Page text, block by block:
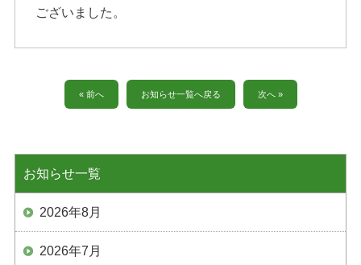
ございました。
« 前へ お知らせ一覧へ戻る 次へ »
お知らせ一覧
2026年8月
2026年7月